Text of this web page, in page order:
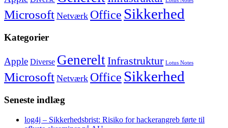
Microsoft Netværk Office Sikkerhed
Kategorier
Apple Diverse GenereltInfrastruktur Lotus Notes
Microsoft Netværk Office Sikkerhed
Seneste indlæg
log4j – Sikkerhedsbrist: Risiko for hackerangreb førte til